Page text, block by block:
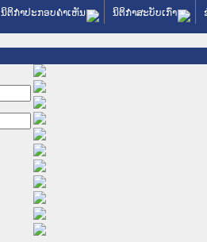
ນິຕິກໍາປະກອບຄໍາເຫັນ ນິຕິກໍາສະບັບເກົ່າ